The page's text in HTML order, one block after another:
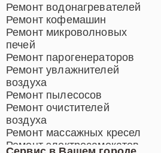
Ремонт водонагревателей
Ремонт кофемашин
Ремонт микроволновых
печей
Ремонт парогенераторов
Ремонт увлажнителей
воздуха
Ремонт пылесосов
Ремонт очистителей
воздуха
Ремонт массажных кресел
Ремонт электросамокатов